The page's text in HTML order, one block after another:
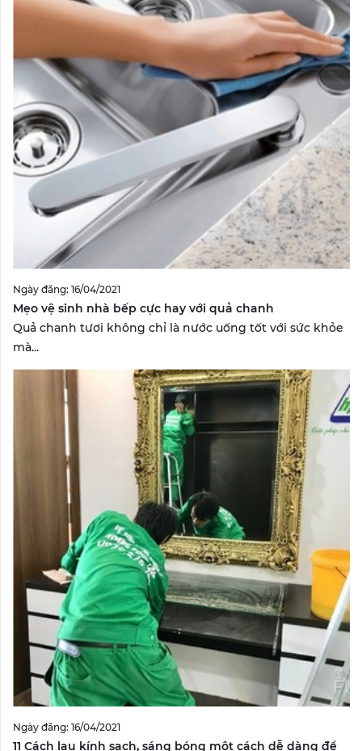
Ngày đăng: 16/04/2021
Mẹo vệ sinh nhà bếp cực hay với quả chanh
Quả chanh tươi không chỉ là nước uống tốt với sức khỏe
mà...
Ngày đăng: 16/04/2021
11 Cách lau kính sạch, sáng bóng một cách dễ dàng để